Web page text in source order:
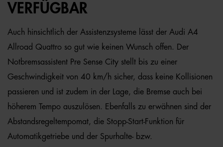
VERFÜGBAR
Auch hinsichtlich der Assistenzsysteme lässt der Audi A4
Allroad Quattro so gut wie keinen Wunsch offen. Der
Notbremsassistent Pre Sense City stellt bis zu einer
Geschwindigkeit von 40 km/h sicher, dass keine Kollisionen
passieren und ist zudem in der Lage, die Bremse auch bei
höherem Tempo auszulösen. Ebenfalls zu erwähnen sind der
Abstandsregeltempomat, die Stopp-Start-Funktion für
Automatikgetriebe und der Spurhalte- bzw.